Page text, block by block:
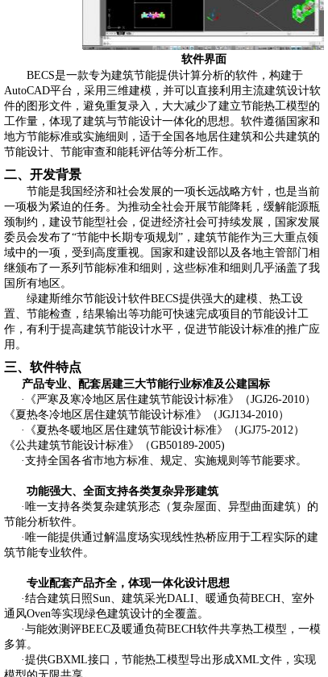
软件界面
BECS是一款专为建筑节能提供计算分析的软件， 构建于
AutoCAD平台，采用三维建模，并可以直接利用主流建筑设计软
件的图形文件，避免重复录入，大大减少了建立节能热工模型的
工作量，体现了建筑与节能设计一体化的思想。软件遵循国家和
地方节能标准或实施细则，适于全国各地居住建筑和公共建筑的
节能设计、节能审查和能耗评估等分析工作。
二、开发背景
节能是我国经济和社会发展的一项长远战略方针，也是当前
一项极为紧迫的任务。为推动全社会开展节能降耗，缓解能源瓶
颈制约，建设节能型社会，促进经济社会可持续发展，国家发展
委员会发布了“节能中长期专项规划”，建筑节能作为三大重点领
域中的一项，受到高度重视。国家和建设部以及各地主管部门相
继颁布了一系列节能标准和细则，这些标准和细则几乎涵盖了我
国所有地区。
绿建斯维尔节能设计软件BECS提供强大的建模、热工设
置、节能检查，结果输出等功能可快速完成项目的节能设计工
作，有利于提高建筑节能设计水平，促进节能设计标准的推广应
用。
三、软件特点
产品专业、配套居建三大节能行业标准及公建国标
·《严寒及寒冷地区居住建筑节能设计标准》（JGJ26-2010）
《夏热冬冷地区居住建筑节能设计标准》（JGJ134-2010）
·《夏热冬暖地区居住建筑节能设计标准》（JGJ75-2012）
《公共建筑节能设计标准》（GB50189-2005)
·支持全国各省市地方标准、规定、实施规则等节能要求。
功能强大、全面支持各类复杂异形建筑
·唯一支持各类复杂建筑形态（复杂屋面、异型曲面建筑）的
节能分析软件。
·唯一能提供通过解温度场实现线性热桥应用于工程实际的建
筑节能专业软件。
专业配套产品齐全，体现一体化设计思想
·结合建筑日照Sun、建筑采光DALI、暖通负荷BECH、室外
通风Oven等实现绿色建筑设计的全覆盖。
·与能效测评BEEC及暖通负荷BECH软件共享热工模型，一模
多算。
·提供GBXML接口，节能热工模型导出形成XML文件，实现